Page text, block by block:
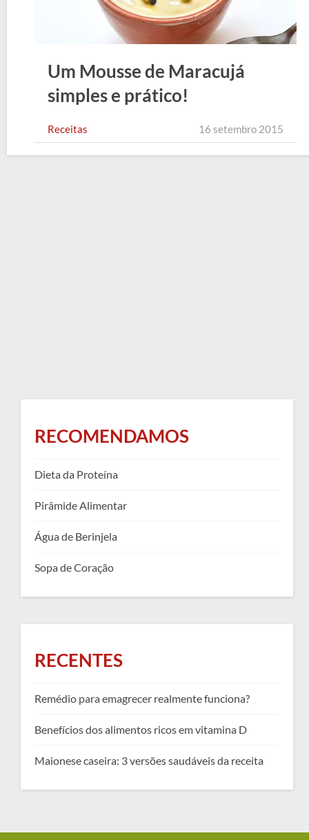
Um Mousse de Maracujá
simples e prático!
Receitas 16 setembro 2015
RECOMENDAMOS
Dieta da Proteína
Pirâmide Alimentar
Água de Berinjela
Sopa de Coração
RECENTES
Remédio para emagrecer realmente funciona?
Benefícios dos alimentos ricos em vitamina D
Maionese caseira: 3 versões saudáveis da receita